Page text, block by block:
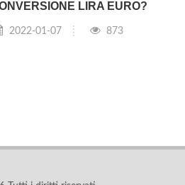
LIRA EURO?
2022-01-07 873